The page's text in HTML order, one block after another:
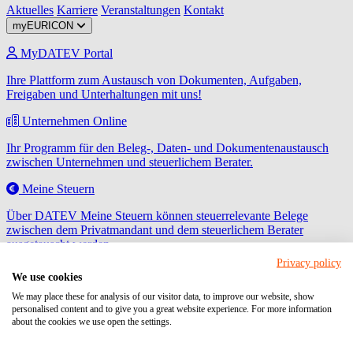
Aktuelles Karriere Veranstaltungen Kontakt
myEURICON
MyDATEV Portal
Ihre Plattform zum Austausch von Dokumenten, Aufgaben,
Freigaben und Unterhaltungen mit uns!
Unternehmen Online
Ihr Programm für den Beleg-, Daten- und Dokumentenaustausch
zwischen Unternehmen und steuerlichem Berater.
Meine Steuern
Über DATEV Meine Steuern können steuerrelevante Belege
zwischen dem Privatmandant und dem steuerlichem Berater
ausgetauscht werden.
FPSign
zur digitalen Unterschrift
Fast Docs
Privacy policy
We use cookies
We may place these for analysis of our visitor data, to improve our website, show
personalised content and to give you a great website experience. For more information
about the cookies we use open the settings.